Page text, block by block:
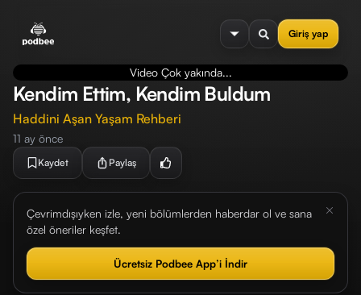
Giriş yap
menu
Video Çok yakında...
Kendim Ettim, Kendim Buldum
Haddini Aşan Yaşam Rehberi
11 ay önce
Kaydet Paylaş
Çevrimdışıyken izle, yeni bölümlerden haberdar ol ve sana
özel öneriler keşfet.
Ücretsiz Podbee App’i İndir